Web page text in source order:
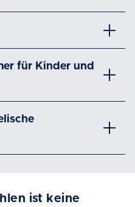
für Kinder und
ist keine